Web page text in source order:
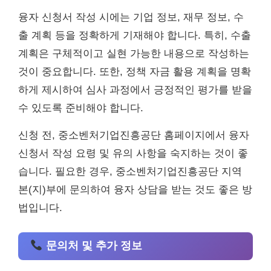
융자 신청서 작성 시에는 기업 정보, 재무 정보, 수
출 계획 등을 정확하게 기재해야 합니다. 특히, 수출
계획은 구체적이고 실현 가능한 내용으로 작성하는
것이 중요합니다. 또한, 정책 자금 활용 계획을 명확
하게 제시하여 심사 과정에서 긍정적인 평가를 받을
수 있도록 준비해야 합니다.
신청 전, 중소벤처기업진흥공단 홈페이지에서 융자
신청서 작성 요령 및 유의 사항을 숙지하는 것이 좋
습니다. 필요한 경우, 중소벤처기업진흥공단 지역
본(지)부에 문의하여 융자 상담을 받는 것도 좋은 방
법입니다.
문의처 및 추가 정보